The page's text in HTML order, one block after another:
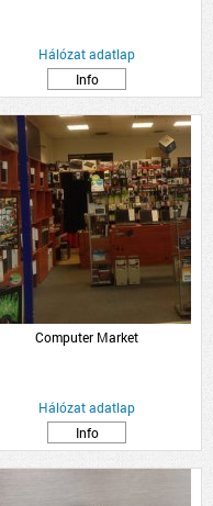
Hálózat adatlap
Info
Computer Market
Hálózat adatlap
Info